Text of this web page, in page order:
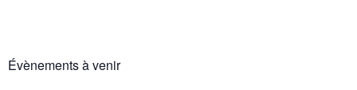
Évènements à venir